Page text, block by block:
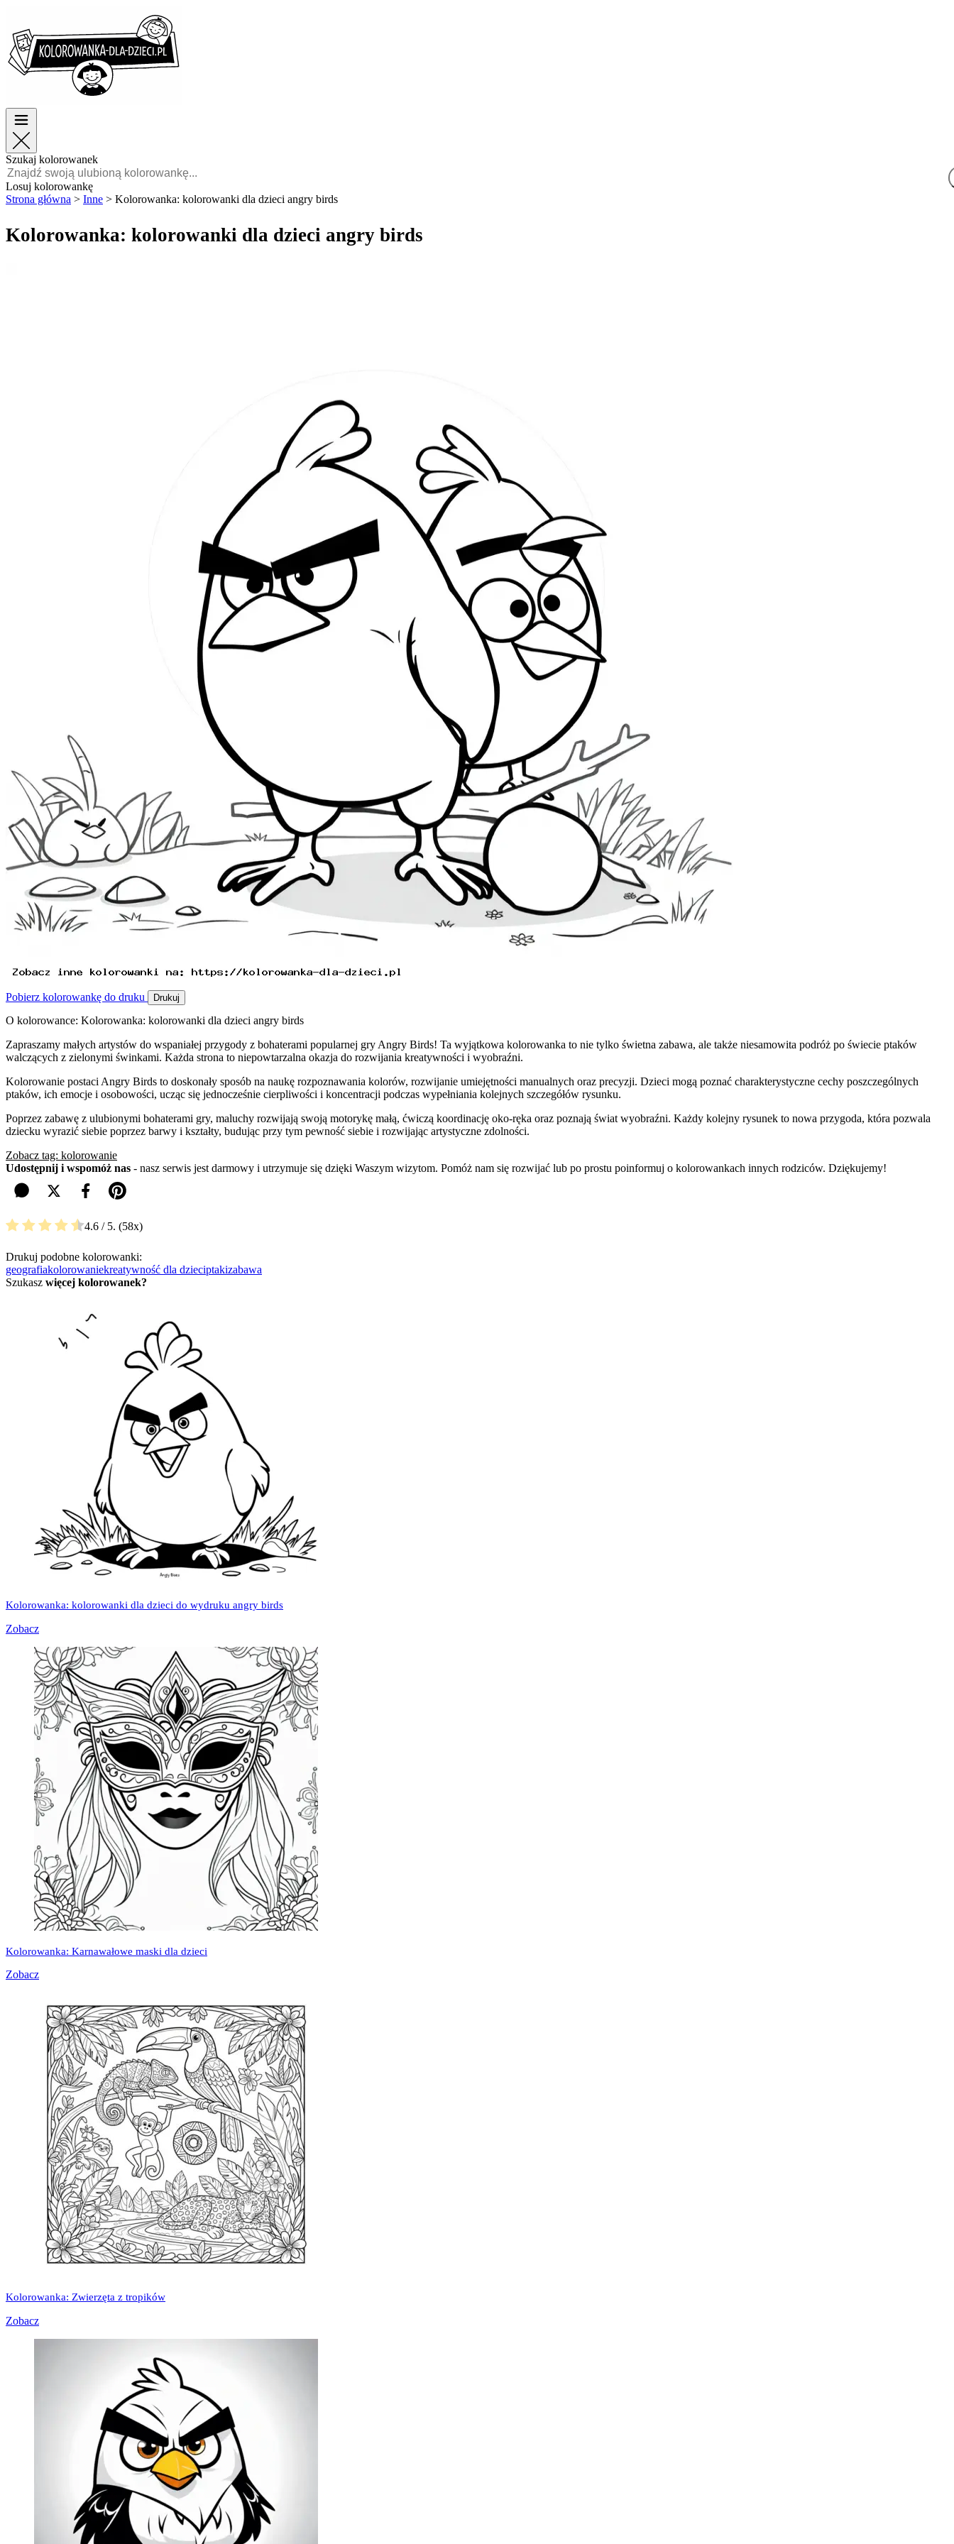
TOP kategorie
Dla chłopców
Dla dziewczynek
Polski
POLSKI
FRANÇAIS
TOP kategorie
Dla chłopców
Dla dziewczynek
Szukaj kolorowanek
Losuj kolorowankę
Strona główna > Inne > Kolorowanka: kolorowanki dla dzieci angry birds
Kolorowanka: kolorowanki dla dzieci angry birds
Pobierz kolorowankę do druku Drukuj
O kolorowance: Kolorowanka: kolorowanki dla dzieci angry birds
Zapraszamy małych artystów do wspaniałej przygody z bohaterami popularnej gry Angry Birds! Ta wyjątkowa kolorowanka to nie tylko świetna zabawa, ale także niesamowita podróż po świecie ptaków
walczących z zielonymi świnkami. Każda strona to niepowtarzalna okazja do rozwijania kreatywności i wyobraźni.
Kolorowanie postaci Angry Birds to doskonały sposób na naukę rozpoznawania kolorów, rozwijanie umiejętności manualnych oraz precyzji. Dzieci mogą poznać charakterystyczne cechy poszczególnych
ptaków, ich emocje i osobowości, ucząc się jednocześnie cierpliwości i koncentracji podczas wypełniania kolejnych szczegółów rysunku.
Poprzez zabawę z ulubionymi bohaterami gry, maluchy rozwijają swoją motorykę małą, ćwiczą koordinację oko-ręka oraz poznają świat wyobraźni. Każdy kolejny rysunek to nowa przygoda, która pozwala
dziecku wyrazić siebie poprzez barwy i kształty, budując przy tym pewność siebie i rozwijając artystyczne zdolności.
Zobacz tag: kolorowanie
Udostępnij i wspomóż nas - nasz serwis jest darmowy i utrzymuje się dzięki Waszym wizytom. Pomóż nam się rozwijać lub po prostu poinformuj o kolorowankach innych rodziców. Dziękujemy!
4.6 / 5. 58
Drukuj podobne kolorowanki:
geografiakolorowaniekreatywność dla dzieciptakizabawa
Szukasz więcej kolorowanek?
Kolorowanka: kolorowanki dla dzieci do wydruku angry birds
Zobacz
Kolorowanka: Karnawałowe maski dla dzieci
Zobacz
Kolorowanka: Zwierzęta z tropików
Zobacz